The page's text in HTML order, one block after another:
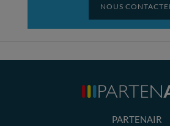
NOUS
PARTENAIR